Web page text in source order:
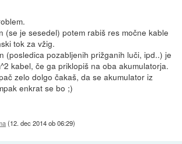
(se je sesedel) potem rabiš res močne kable
tok za vžig.
(posledica pozabljenih prižganih luči, ipd..) je
kabel, če ga priklopiš na oba akumulatorja.
zelo dolgo čakaš, da se akumulator iz
enkrat se bo ;)
(12. dec 2014 ob 06:29)